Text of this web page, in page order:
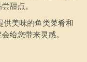
甜点。
供美味的鱼类菜肴和
给您带来灵感。